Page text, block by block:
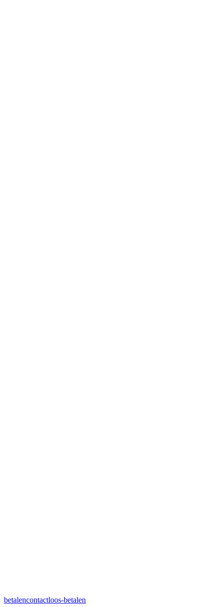
betalencontactloos-betalen